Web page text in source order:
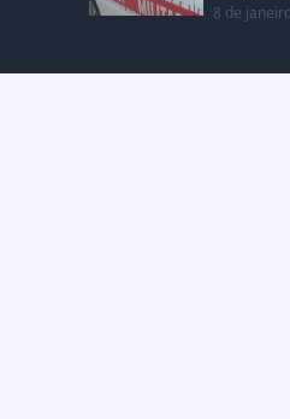
8 de